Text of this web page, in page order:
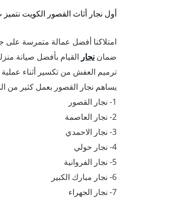
أول نجار أثاث القصور الكويت
امتلاكنا أفضل عمالة متمرسة على
ضمان نجار القيام بأفضل صيانة
ترميم العفش من تكسير أثناء
يساهم نجار القصور بعمل كثير من
1- نجار القصور
2- نجار العاصمة
3- نجار الاحمدي
4- نجار حولي
5- نجار الفروانية
6- نجار مبارك الكبير
7- نجار الجهراء